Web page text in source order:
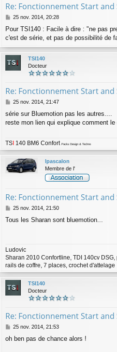
Re: Fonctionnement Start and
M
s
s
g
e
25 nov. 2014, 20:28
Pour TSI140 : Facile à dire : "ne pas
c'est de série, et pas de possibilité de
TSI140
Docteur
Re: Fonctionnement Start and
M
s
s
e
25 nov. 2014, 21:47
série sur Bluemotion pas les autres....
reste mon lien qui explique comment le
TS 140 BM6 Confort Packs Design & Techno
lpascalon
Membre de l'
Re: Fonctionnement Start and
M
s
e
25 nov. 2014, 21:50
Tous les Sharan sont bluemotion...
Ludovic
Sharan 2010 Confortline, TDI 140cv
rails de coffre, 7 places, crochet d'attelage
TSI140
Docteur
Re: Fonctionnement Start and
M
s
25 nov. 2014, 21:53
oh ben pas de chance alors !